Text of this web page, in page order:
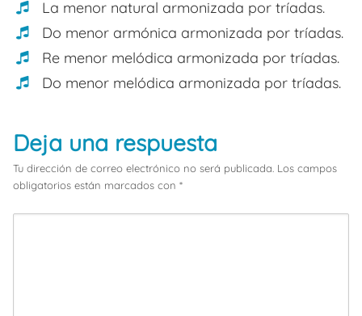
La menor natural armonizada por tríadas.
Do menor armónica armonizada por tríadas.
Re menor melódica armonizada por tríadas.
Do menor melódica armonizada por tríadas.
Deja una respuesta
Tu dirección de correo electrónico no será publicada. Los campos
obligatorios están marcados con *